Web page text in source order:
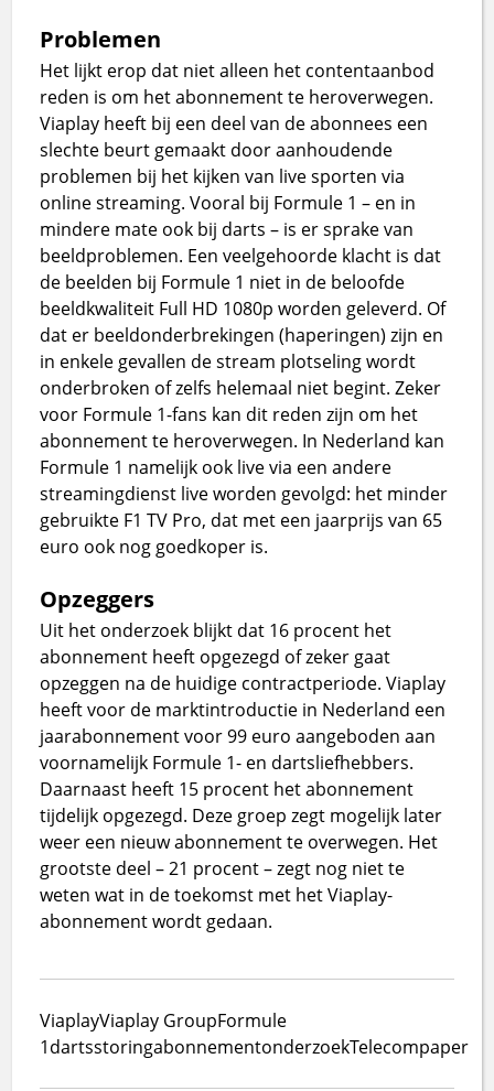
Problemen
Het lijkt erop dat niet alleen het contentaanbod
reden is om het abonnement te heroverwegen.
Viaplay heeft bij een deel van de abonnees een
slechte beurt gemaakt door aanhoudende
problemen bij het kijken van live sporten via
online streaming. Vooral bij Formule 1 – en in
mindere mate ook bij darts – is er sprake van
beeldproblemen. Een veelgehoorde klacht is dat
de beelden bij Formule 1 niet in de beloofde
beeldkwaliteit Full HD 1080p worden geleverd. Of
dat er beeldonderbrekingen (haperingen) zijn en
in enkele gevallen de stream plotseling wordt
onderbroken of zelfs helemaal niet begint. Zeker
voor Formule 1-fans kan dit reden zijn om het
abonnement te heroverwegen. In Nederland kan
Formule 1 namelijk ook live via een andere
streamingdienst live worden gevolgd: het minder
gebruikte F1 TV Pro, dat met een jaarprijs van 65
euro ook nog goedkoper is.
Opzeggers
Uit het onderzoek blijkt dat 16 procent het
abonnement heeft opgezegd of zeker gaat
opzeggen na de huidige contractperiode. Viaplay
heeft voor de marktintroductie in Nederland een
jaarabonnement voor 99 euro aangeboden aan
voornamelijk Formule 1- en dartsliefhebbers.
Daarnaast heeft 15 procent het abonnement
tijdelijk opgezegd. Deze groep zegt mogelijk later
weer een nieuw abonnement te overwegen. Het
grootste deel – 21 procent – zegt nog niet te
weten wat in de toekomst met het Viaplay-
abonnement wordt gedaan.
ViaplayViaplay GroupFormule
1dartsstoringabonnementonderzoekTelecompaper